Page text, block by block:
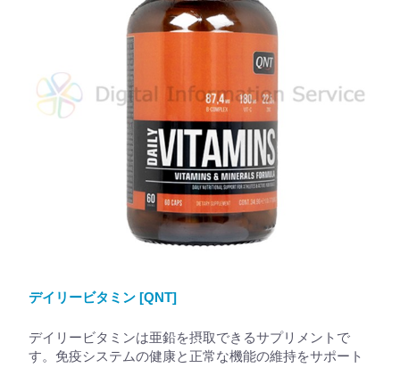
デイリービタミン [QNT]
デイリービタミンは亜鉛を摂取できるサプリメントで
す。免疫システムの健康と正常な機能の維持をサポート